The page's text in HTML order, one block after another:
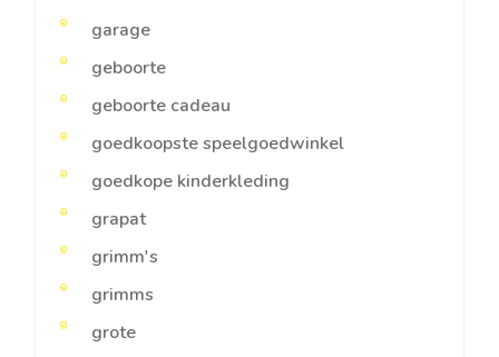
garage
geboorte
geboorte cadeau
goedkoopste speelgoedwinkel
goedkope kinderkleding
grapat
grimm's
grimms
grote